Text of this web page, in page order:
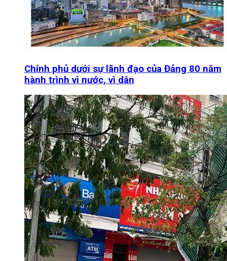
Chính phủ dưới sự lãnh đạo của Đảng 80 năm
hành trình vì nước, vì dân